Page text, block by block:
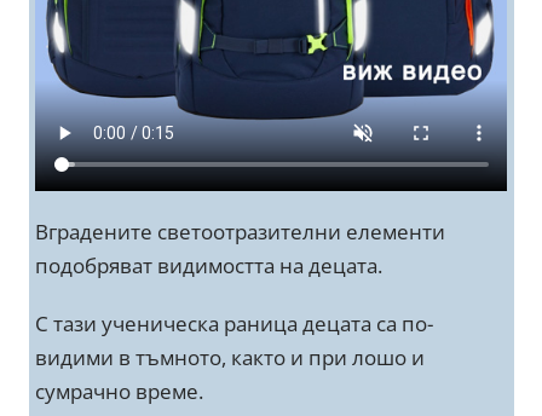
Вградените светоотразителни елементи
подобряват видимостта на децата.
С тази ученическа раница децата са по-
видими в тъмното, както и при лошо и
сумрачно време.